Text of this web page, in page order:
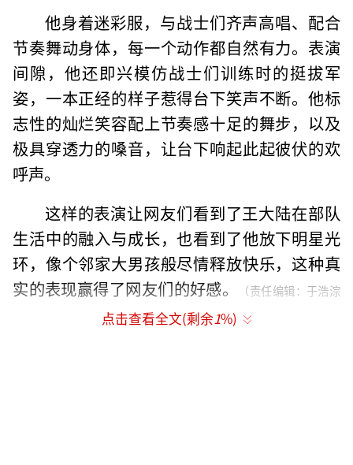
他身着迷彩服，与战士们齐声高唱、配合
节奏舞动身体，每一个动作都自然有力。表演
间隙，他还即兴模仿战士们训练时的挺拔军
姿，一本正经的样子惹得台下笑声不断。他标
志性的灿烂笑容配上节奏感十足的舞步，以及
极具穿透力的嗓音，让台下响起此起彼伏的欢
呼声。
这样的表演让网友们看到了王大陆在部队
生活中的融入与成长，也看到了他放下明星光
环，像个邻家大男孩般尽情释放快乐，这种真
实的表现赢得了网友们的好感。
（责任编辑：于浩淙
点击查看全文(剩余1%)